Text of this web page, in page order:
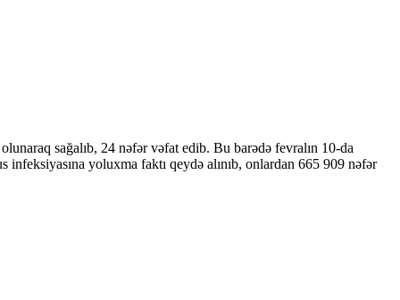
sağalıb, 24 nəfər vəfat edib. Bu barədə fevralın 10-da
yoluxma faktı qeydə alınıb, onlardan 665 909 nəfər